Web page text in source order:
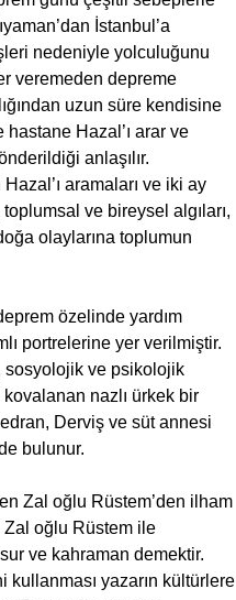
İstanbul’a
nedeniyle yolculuğunu
veremeden depreme
uzun süre kendisine
Hazal’ı arar ve
anlaşılır.
aramaları ve iki ay
toplumsal ve bireysel algıları,
olaylarına toplumun
özelinde yardım
portrelerine yer verilmiştir.
sosyolojik ve psikolojik
kovalanan nazlı ürkek bir
Derviş ve süt annesi
bulunur.
Zal oğlu Rüstem’den ilham
Zal oğlu Rüstem ile
ve kahraman demektir.
kullanması yazarın kültürlere